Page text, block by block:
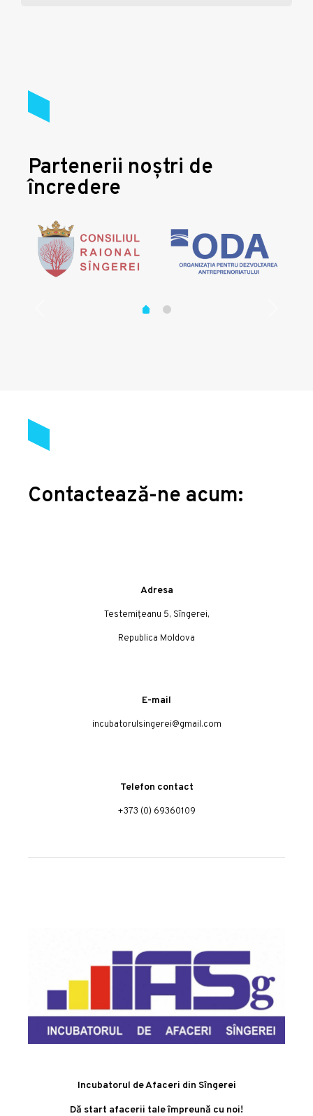
Partenerii noștri de
încredere
Contactează-ne acum:
Adresa
Testemițeanu 5, Sîngerei,
Republica Moldova
E-mail
incubatorulsingerei@gmail.com
Telefon contact
+373 (0) 69360109
Incubatorul de Afaceri din Sîngerei
Dă start afacerii tale împreună cu noi!